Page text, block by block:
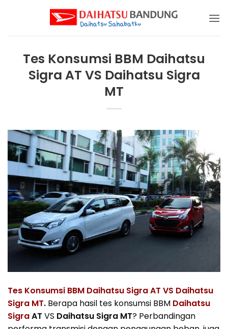
Tes Konsumsi BBM Daihatsu
Sigra AT VS Daihatsu Sigra
MT
Tes Konsumsi BBM Daihatsu Sigra AT VS Daihatsu
Sigra MT. Berapa hasil tes konsumsi BBM Daihatsu
SigraAT VS Daihatsu Sigra MT? Perbandingan